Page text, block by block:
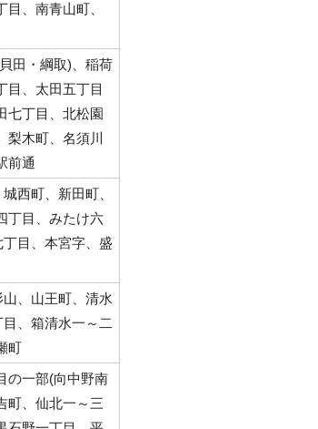
、南青山町、
田・綱取)、稲荷
目、太田五丁目
七丁目、北松園
木町、名須川
前通
西町、新田町、
丁目、みたけ六
目、本宮字、盛
、山王町、清水
、箱清水一～二
町
の一部(向中野南
町、仙北一～三